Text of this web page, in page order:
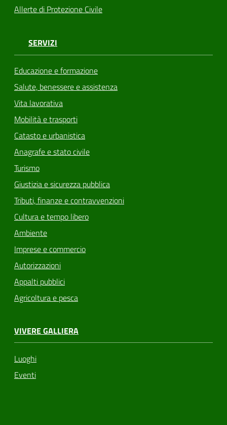
Allerte di Protezione Civile
SERVIZI
Educazione e formazione
Salute, benessere e assistenza
Vita lavorativa
Mobilità e trasporti
Catasto e urbanistica
Anagrafe e stato civile
Turismo
Giustizia e sicurezza pubblica
Tributi, finanze e contravvenzioni
Cultura e tempo libero
Ambiente
Imprese e commercio
Autorizzazioni
Appalti pubblici
Agricoltura e pesca
VIVERE GALLIERA
Luoghi
Eventi